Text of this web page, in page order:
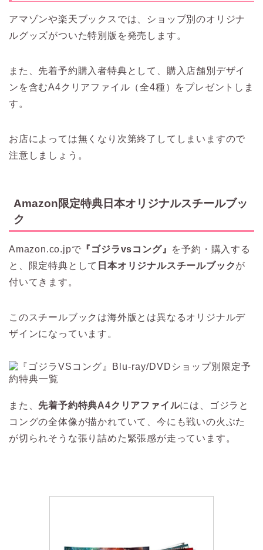
アマゾンや楽天ブックスでは、ショップ別のオリジナ
ルグッズがついた特別版を発売します。
また、先着予約購入者特典として、購入店舗別デザイ
ンを含むA4クリアファイル（全4種）をプレゼントしま
す。
お店によっては無くなり次第終了してしまいますので
注意しましょう。
Amazon限定特典日本オリジナルスチールブッ
ク
Amazon.co.jpで 『ゴジラvsコング』 を予約・購入する
と、限定特典として 日本オリジナルスチールブックが
付いてきます。
このスチールブックは海外版とは異なるオリジナルデ
ザインになっています。
また、 先着予約特典A4クリアファイルには、ゴジラと
コングの全体像が描かれていて、今にも戦いの火ぶた
が切られそうな張り詰めた緊張感が走っています。